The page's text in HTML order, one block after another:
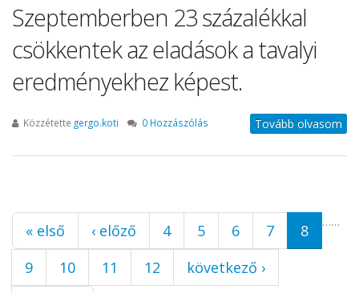
Szeptemberben 23 százalékkal
csökkentek az eladások a tavalyi
eredményekhez képest.
Közzétette gergo.koti 0 Hozzászólás Tovább olvasom
Oldalak
« első ‹ előző …
4 5 6 7
8
9
10 11 12
…
következő ›